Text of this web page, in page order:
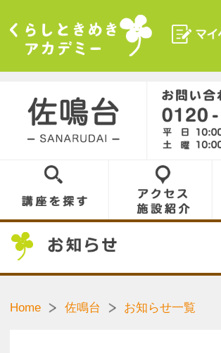
くらしときめきアカデ
マイページ Menu
佐鳴台／SANARUDAI 0120-376-306
講座を探す お知らせ
お知らせ
Home 佐鳴台 お知らせ一覧
［26.05.26］
【浜松・浜北・磐田・佐鳴台教室限定】お